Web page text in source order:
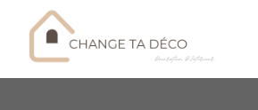
content